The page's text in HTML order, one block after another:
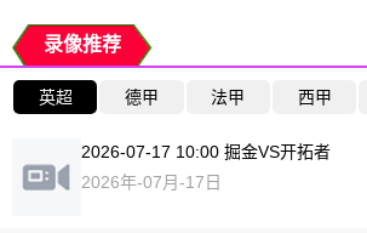
录像推荐
英超 德甲 法甲 西甲
2026-07-17 10:00 掘金VS开拓者
2026年-07月-17日